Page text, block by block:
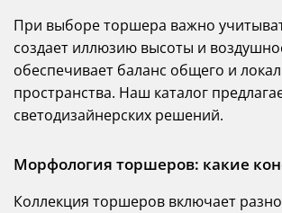
При выборе торшера важно
создает иллюзию высоты и
обеспечивает баланс общего и
пространства. Наш каталог
светодизайнерских решений.
Морфология торшеров: какие
Коллекция торшеров включает